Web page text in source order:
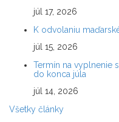
júl 17, 2026
K odvolaniu
júl 15, 2026
Termín na vyplnenie
do konca júla
júl 14, 2026
Všetky články